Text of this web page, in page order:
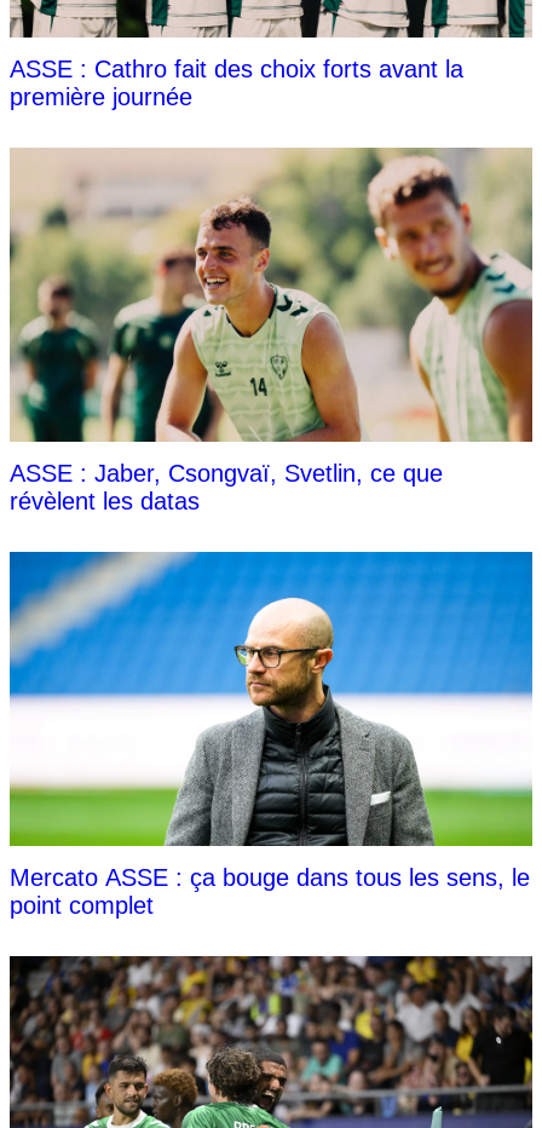
ASSE : Cathro fait des choix forts avant la
première journée
ASSE : Jaber, Csongvaï, Svetlin, ce que
révèlent les datas
Mercato ASSE : ça bouge dans tous les sens, le
point complet